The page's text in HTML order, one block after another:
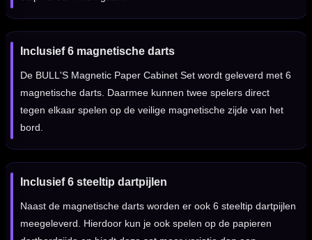
Inclusief 6 magnetische darts
De BULL'S Magnetic Paper Cabinet Set wordt geleverd met 6
magnetische darts. Daarmee kunnen twee spelers direct
tegen elkaar spelen op de veilige magnetische zijde van het
bord.
Inclusief 6 steeltip dartpijlen
Naast de magnetische darts worden er ook 6 steeltip dartpijlen
meegeleverd. Hierdoor kun je ook spelen op de papieren